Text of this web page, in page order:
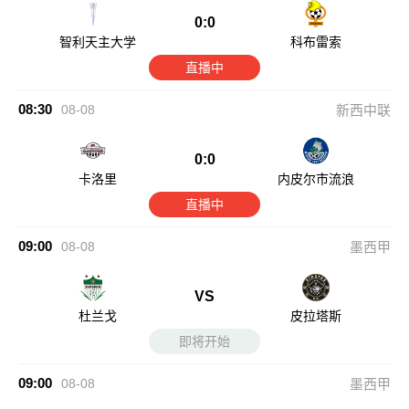
智利天主大学
0:0
科布雷索
直播中
08:30 08-08 新西中联
卡洛里
0:0
内皮尔市流浪
直播中
09:00 08-08 墨西甲
杜兰戈
VS
皮拉塔斯
即将开始
09:00 08-08 墨西甲